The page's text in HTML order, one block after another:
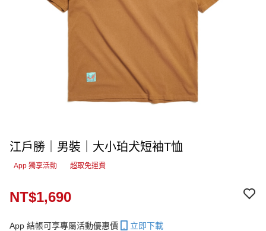
江戶勝｜男裝｜大小珀犬短袖T恤
App 獨享活動 超取免運費
NT$1,690
App 結帳可享專屬活動優惠價 立即下載